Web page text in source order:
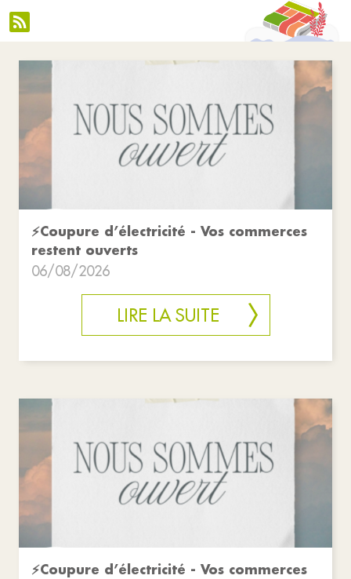
⚡Coupure d’électricité - Vos commerces
restent ouverts
06/08/2026
LIRE LA SUITE
⚡Coupure d’électricité - Vos commerces